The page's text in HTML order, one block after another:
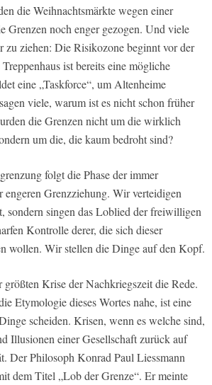
die Weihnachtsmärkte wegen einer
Grenzen noch enger gezogen. Und viele
zu ziehen: Die Risikozone beginnt vor der
ist bereits eine mögliche
eine „Taskforce“, um Altenheime
viele, warum ist es nicht schon früher
die Grenzen nicht um die wirklich
um die, die kaum bedroht sind?
folgt die Phase der immer
Grenzziehung. Wir verteidigen
sondern singen das Loblied der freiwilligen
Kontrolle derer, die sich dieser
wollen. Wir stellen die Dinge auf den Kopf.
größten Krise der Nachkriegszeit die Rede.
Etymologie dieses Wortes nahe, ist eine
scheiden. Krisen, wenn es welche sind,
Illusionen einer Gesellschaft zurück auf
Der Philosoph Konrad Paul Liessmann
dem Titel „Lob der Grenze“. Er meinte